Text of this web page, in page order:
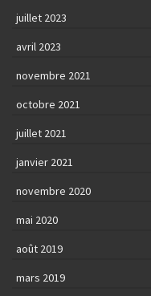
juillet 2023
avril 2023
novembre 2021
octobre 2021
juillet 2021
janvier 2021
novembre 2020
mai 2020
août 2019
mars 2019